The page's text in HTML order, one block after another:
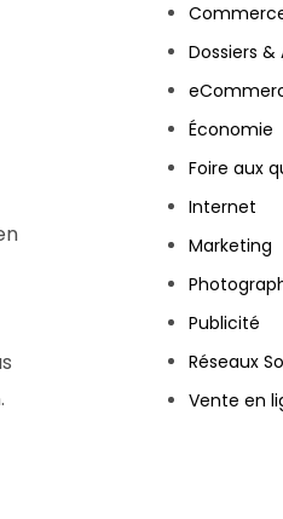
Dossiers &
Économie
Foire aux
Internet
Marketing
Publicité
Réseaux
Vente en